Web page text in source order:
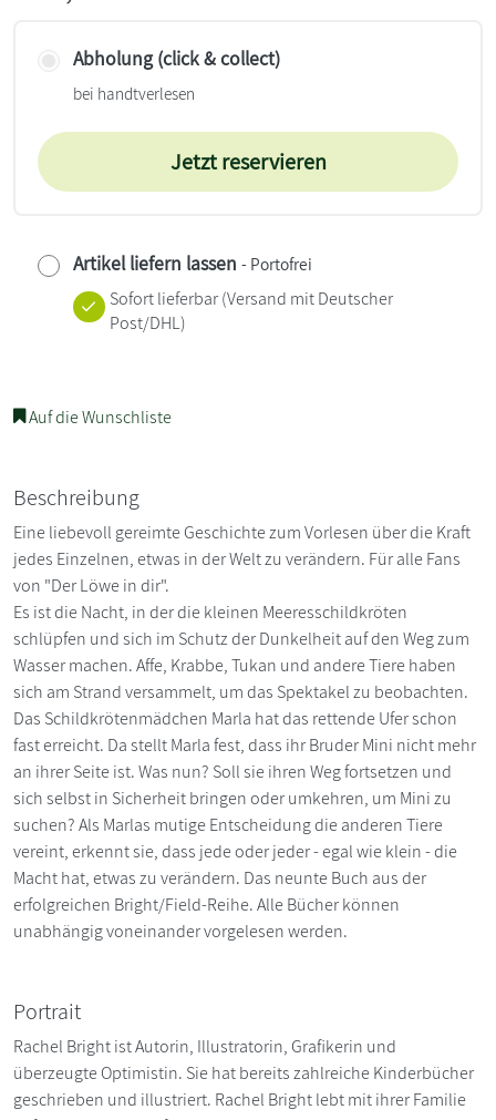
Abholung (click & collect)
bei handtverlesen
Jetzt reservieren
Artikel liefern lassen - Portofrei
Sofort lieferbar(Versand mit Deutscher
Post/DHL)
Auf die Wunschliste
Beschreibung
Eine liebevoll gereimte Geschichte zum Vorlesen über die Kraft
jedes Einzelnen, etwas in der Welt zu verändern. Für alle Fans
von "Der Löwe in dir".
Es ist die Nacht, in der die kleinen Meeresschildkröten
schlüpfen und sich im Schutz der Dunkelheit auf den Weg zum
Wasser machen. Affe, Krabbe, Tukan und andere Tiere haben
sich am Strand versammelt, um das Spektakel zu beobachten.
Das Schildkrötenmädchen Marla hat das rettende Ufer schon
fast erreicht. Da stellt Marla fest, dass ihr Bruder Mini nicht mehr
an ihrer Seite ist. Was nun? Soll sie ihren Weg fortsetzen und
sich selbst in Sicherheit bringen oder umkehren, um Mini zu
suchen? Als Marlas mutige Entscheidung die anderen Tiere
vereint, erkennt sie, dass jede oder jeder - egal wie klein - die
Macht hat, etwas zu verändern. Das neunte Buch aus der
erfolgreichen Bright/Field-Reihe. Alle Bücher können
unabhängig voneinander vorgelesen werden.
Portrait
Rachel Bright ist Autorin, Illustratorin, Grafikerin und
überzeugte Optimistin. Sie hat bereits zahlreiche Kinderbücher
geschrieben und illustriert. Rachel Bright lebt mit ihrer Familie